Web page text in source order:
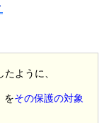
ように、
をその保護の対象